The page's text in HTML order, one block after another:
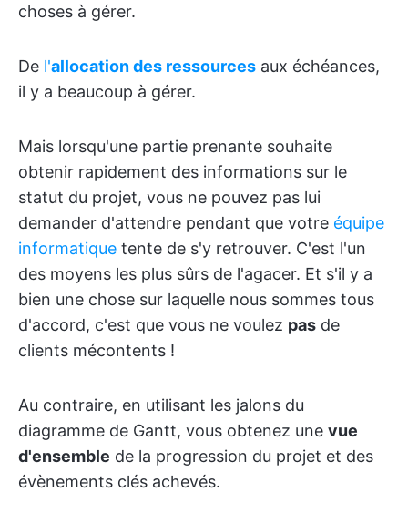
choses à gérer.
De l'allocation des ressources aux échéances,
il y a beaucoup à gérer.
Mais lorsqu'une partie prenante souhaite
obtenir rapidement des informations sur le
statut du projet, vous ne pouvez pas lui
demander d'attendre pendant que votre équipe
informatique tente de s'y retrouver. C'est l'un
des moyens les plus sûrs de l'agacer. Et s'il y a
bien une chose sur laquelle nous sommes tous
d'accord, c'est que vous ne voulez pas de
clients mécontents !
Au contraire, en utilisant les jalons du
diagramme de Gantt, vous obtenez une vue
d'ensemble de la progression du projet et des
évènements clés achevés.